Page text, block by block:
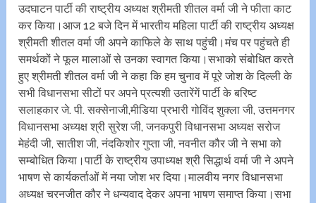
उदघाटन पार्टी की राष्ट्रीय अध्यक्ष श्रीमती शीतल वर्मा जी ने फीता काट
कर किया।आज 12 बजे दिन में भारतीय महिला पार्टी की राष्ट्रीय अध्यक्ष
श्रीमती शीतल वर्मा जी अपने काफिले के साथ पहुंची।मंच पर पहुंचते ही
समर्थकों ने फूल मालाओं से उनका स्वागत किया।सभाको संबोधित करते
हुए श्रीमती शीतल वर्मा जी ने कहा कि हम चुनाव में पूरे जोश के दिल्ली के
सभी विधानसभा सीटों पर अपने प्रत्यशी उतारेंगें पार्टी के बरिष्ट
सलाहकार जे. पी. सक्सेनाजी,मीडिया प्रभारी गोविंद शुक्ला जी, उत्तमनगर
विधानसभा अध्यक्ष श्री सुरेश जी, जनकपुरी विधानसभा अध्यक्ष सरोज
मेहंदी जी, सातीश जी, नंदकिशोर गुप्ता जी, नवनीत कौर जी ने सभा को
सम्बोधित किया।पार्टी के राष्ट्रीय उपाध्यक्ष श्री सिद्धार्थ वर्मा जी ने अपने
भाषण से कार्यकर्ताओं में नया जोश भर दिया।मालवीय नगर विधानसभा
अध्यक्ष चरनजीत कौर ने धन्यवाद देकर अपना भाषण समाप्त किया।सभा